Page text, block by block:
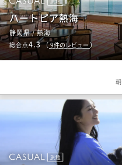
ハートピア熱海
静岡県 / 熱海
総合点4.3（9件のレビュー）
旅館